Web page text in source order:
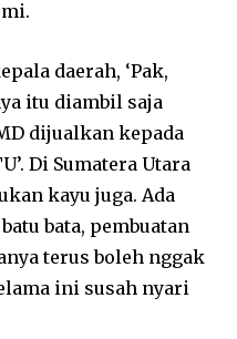
daerah, ‘Pak,
itu diambil saja
dijualkan kepada
Di Sumatera Utara
kayu juga. Ada
bata, pembuatan
terus boleh nggak
ini susah nyari